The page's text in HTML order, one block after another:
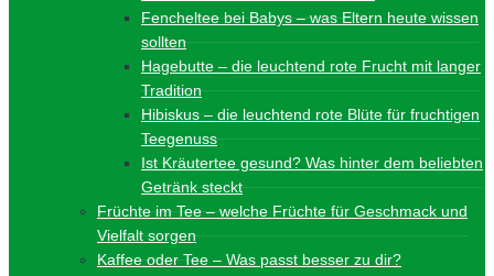
Fencheltee bei Babys – was Eltern heute wissen
sollten
Hagebutte – die leuchtend rote Frucht mit langer
Tradition
Hibiskus – die leuchtend rote Blüte für fruchtigen
Teegenuss
Ist Kräutertee gesund? Was hinter dem beliebten
Getränk steckt
Früchte im Tee – welche Früchte für Geschmack und
Vielfalt sorgen
Kaffee oder Tee – Was passt besser zu dir?